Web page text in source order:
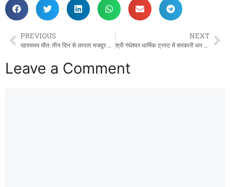
PREVIOUS
रहस्यमय मौत: तीन दिन से लापता मजदूर जेठू निषाद का शव तलब के पेड़ से लटका मिला, गांव में सनसनी – आखिर क्यों दी जान?
NEXT
श्री गंधेश्वर धार्मिक ट्रस्ट में सरकारी धन दोहन बनी बोनस घोटाले की गूंज —फर्जी बोनस घोटाले की गूंज में दबा सच, प्रशासन और जांच समिति की चुप्पी बनी रहस्य!”
Leave a Comment